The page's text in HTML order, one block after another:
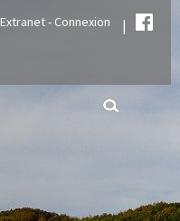
Extranet - Connexion |